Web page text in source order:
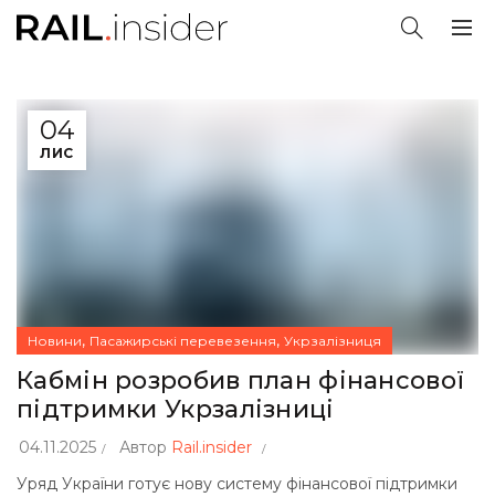
04
ЛИС
Новини, Пасажирські перевезення, Укрзалізниця
Кабмін розробив план фінансової
підтримки Укрзалізниці
04.11.2025 Автор Rail.insider
Уряд України готує нову систему фінансової підтримки